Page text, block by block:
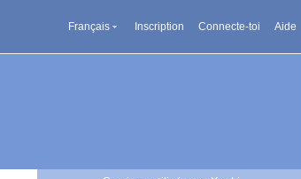
Français Inscription Connecte-toi Aide